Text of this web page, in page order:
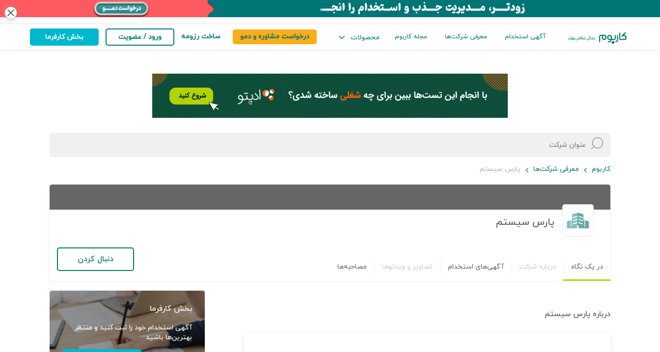
close
آگهی استخدام معرفی شرکت‌ها مجله کاربوم محصولات درخواست مشاوره و دمو ساخت رزومه ورود / عضویت بخش کارفرما
کاربوم معرفی شرکت‌ها پارس سيستم
پارس سيستم
در یک نگاه درباره شرکت آگهی‌های استخدام تصاویر و ویدئوها مصاحبه‌ها
دنبال کردن
درباره پارس سيستم
بخش کارفرما
آگهی استخدام خود را ثبت کنید و منتظر
بهترین‌ها باشید